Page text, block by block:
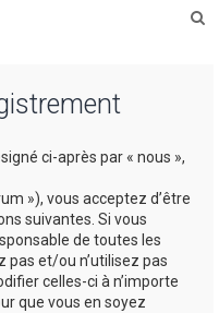
ci-après par « nous »,
»), vous acceptez d’être
suivantes. Si vous
de toutes les
pas et/ou n’utilisez pas
celles-ci à n’importe
que vous en soyez